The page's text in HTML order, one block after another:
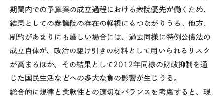
期間内での予算案の成立過程における衆院優先が働くため、
結果としての参議院の存在の軽視にもつながりうる。他方、
制約があまりにも厳しい場合には、過去同様に特例公債法の
成立自体が、政治の駆け引きの材料として用いられるリスク
が高まるほか、その結果として 2012年同様の財政抑制を通
じた国⺠生活などへの多大な負の影響が生じうる。
総合的に規律と柔軟性との適切なバランスを考慮すると、現